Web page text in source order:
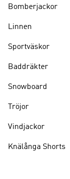
Bomberjackor
Linnen
Sportväskor
Baddräkter
Snowboard
Tröjor
Vindjackor
Knälånga Shorts